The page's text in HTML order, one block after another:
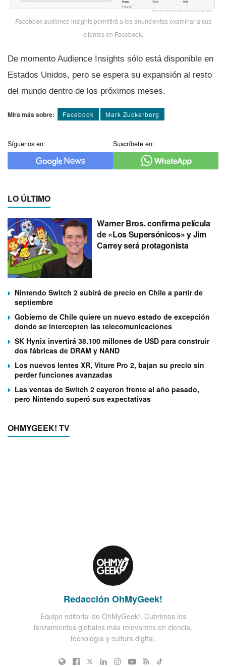
Facebook audience insights permitirá a los anuncientas examinar a sus
clientes en Facebook.
De momento Audience Insights sólo está disponible en
Estados Unidos, pero se espera su expansión al resto
del mundo dentro de los próximos meses.
Mira más sobre: Facebook Mark Zuckerberg
Síguenos en: Suscríbete en:
LO ÚLTIMO
Warner Bros. confirma película
de «Los Supersónicos» y Jim
Carrey será protagonista
Nintendo Switch 2 subirá de precio en Chile a partir de
septiembre
Gobierno de Chile quiere un nuevo estado de excepción
donde se intercepten las telecomunicaciones
SK Hynix invertirá 38.100 millones de USD para construir
dos fábricas de DRAM y NAND
Los nuevos lentes XR, Viture Pro 2, bajan su precio sin
perder funciones avanzadas
Las ventas de Switch 2 cayeron frente al año pasado,
pero Nintendo superó sus expectativas
OHMYGEEK! TV
Redacción OhMyGeek!
Equipo editorial de OhMyGeek!. Cubrimos los
lanzamientos globales más relevantes en ciencia,
tecnología y cultura digital.